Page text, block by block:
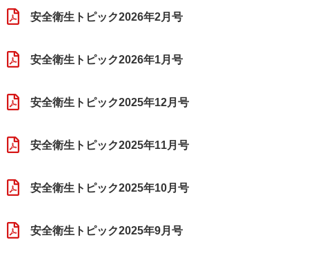
安全衛生トピック2026年2月号
安全衛生トピック2026年1月号
安全衛生トピック2025年12月号
安全衛生トピック2025年11月号
安全衛生トピック2025年10月号
安全衛生トピック2025年9月号